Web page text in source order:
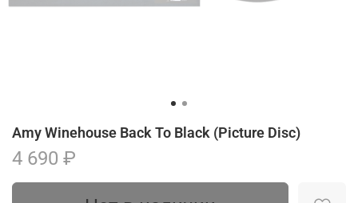
Amy Winehouse Back To Black (Picture Disc)
4 690 ₽